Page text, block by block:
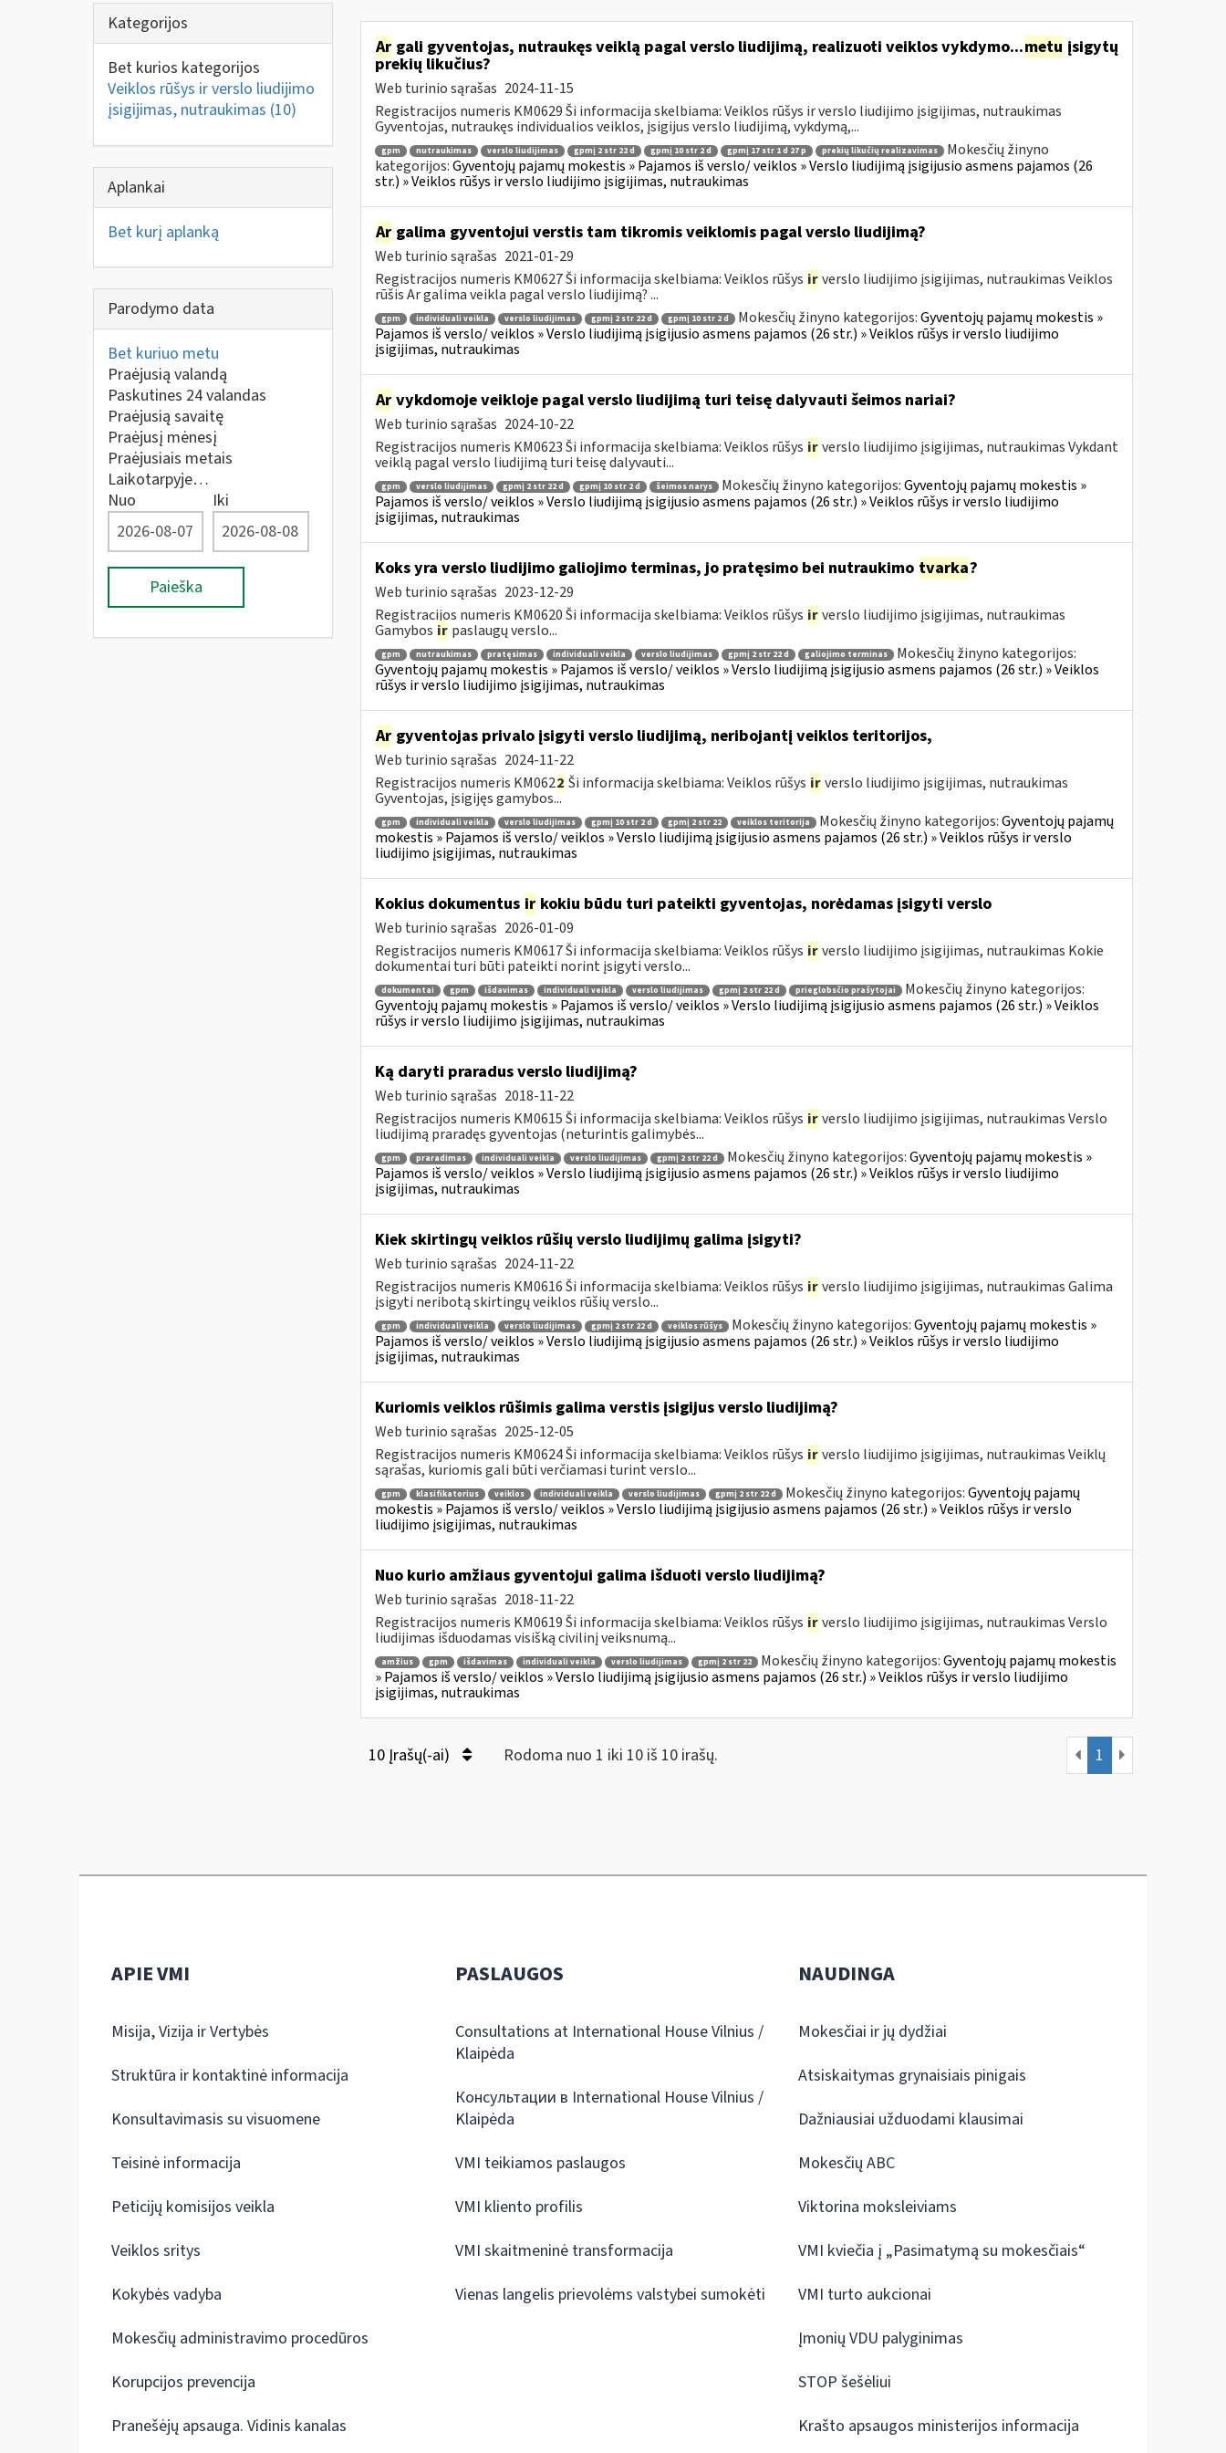
Kategorijos
Bet kurios kategorijos
Veiklos rūšys ir verslo liudijimo
įsigijimas, nutraukimas (10)
Aplankai
Bet kurį aplanką
Parodymo data
Bet kuriuo metu
Praėjusią valandą
Paskutines 24 valandas
Praėjusią savaitę
Praėjusį mėnesį
Praėjusiais metais
Laikotarpyje…
Nuo
Iki
Paieška
Argali gyventojas, nutraukęs veiklą pagal verslo liudijimą, realizuoti veiklos vykdymo...metu įsigytų
prekių likučius?
Web turinio sąrašas 2024-11-15
Registracijos numeris KM0629 Ši informacija skelbiama: Veiklos rūšys ir verslo liudijimo įsigijimas, nutraukimas
Gyventojas, nutraukęs individualios veiklos, įsigijus verslo liudijimą, vykdymą,...
gpm nutraukimas verslo liudijimas gpmį 2 str 22 d gpmį 10 str 2 d gpmį 17 str 1 d 27 p prekių likučių realizavimas
Mokesčių žinyno
kategorijos:Gyventojų pajamų mokestis » Pajamos iš verslo/ veiklos » Verslo liudijimą įsigijusio asmens pajamos (26
str.) » Veiklos rūšys ir verslo liudijimo įsigijimas, nutraukimas
Argalima gyventojui verstis tam tikromis veiklomis pagal verslo liudijimą?
Web turinio sąrašas 2021-01-29
Registracijos numeris KM0627 Ši informacija skelbiama: Veiklos rūšys ir verslo liudijimo įsigijimas, nutraukimas Veiklos
rūšis Ar galima veikla pagal verslo liudijimą? ...
gpm individuali veikla verslo liudijimas gpmį 2 str 22 d gpmį 10 str 2 d Mokesčių žinyno kategorijos:Gyventojų pajamų mokestis »
Pajamos iš verslo/ veiklos » Verslo liudijimą įsigijusio asmens pajamos (26 str.) » Veiklos rūšys ir verslo liudijimo
įsigijimas, nutraukimas
Arvykdomoje veikloje pagal verslo liudijimą turi teisę dalyvauti šeimos nariai?
Web turinio sąrašas 2024-10-22
Registracijos numeris KM0623 Ši informacija skelbiama: Veiklos rūšys ir verslo liudijimo įsigijimas, nutraukimas Vykdant
veiklą pagal verslo liudijimą turi teisę dalyvauti...
gpm verslo liudijimas gpmį 2 str 22 d gpmį 10 str 2 d šeimos narys Mokesčių žinyno kategorijos:Gyventojų pajamų mokestis »
Pajamos iš verslo/ veiklos » Verslo liudijimą įsigijusio asmens pajamos (26 str.) » Veiklos rūšys ir verslo liudijimo
įsigijimas, nutraukimas
Koks yra verslo liudijimo galiojimo terminas, jo pratęsimo bei nutraukimo tvarka?
Web turinio sąrašas 2023-12-29
Registracijos numeris KM0620 Ši informacija skelbiama: Veiklos rūšys ir verslo liudijimo įsigijimas, nutraukimas
Gamybos ir paslaugų verslo...
gpm nutraukimas pratęsimas individuali veikla verslo liudijimas gpmį 2 str 22 d galiojimo terminas
Mokesčių žinyno kategorijos:
Gyventojų pajamų mokestis » Pajamos iš verslo/ veiklos » Verslo liudijimą įsigijusio asmens pajamos (26 str.) » Veiklos
rūšys ir verslo liudijimo įsigijimas, nutraukimas
Argyventojas privalo įsigyti verslo liudijimą, neribojantį veiklos teritorijos,
Web turinio sąrašas 2024-11-22
Registracijos numeris KM0622 Ši informacija skelbiama: Veiklos rūšys ir verslo liudijimo įsigijimas, nutraukimas
Gyventojas, įsigijęs gamybos...
gpm individuali veikla verslo liudijimas gpmį 10 str 2 d gpmį 2 str 22 veiklos teritorija Mokesčių žinyno kategorijos:Gyventojų pajamų
mokestis » Pajamos iš verslo/ veiklos » Verslo liudijimą įsigijusio asmens pajamos (26 str.) » Veiklos rūšys ir verslo
liudijimo įsigijimas, nutraukimas
Kokius dokumentus irkokiu būdu turi pateikti gyventojas, norėdamas įsigyti verslo
Web turinio sąrašas 2026-01-09
Registracijos numeris KM0617 Ši informacija skelbiama: Veiklos rūšys ir verslo liudijimo įsigijimas, nutraukimas Kokie
dokumentai turi būti pateikti norint įsigyti verslo...
dokumentai gpm išdavimas individuali veikla verslo liudijimas gpmį 2 str 22 d prieglobsčio prašytojai
Mokesčių žinyno kategorijos:
Gyventojų pajamų mokestis » Pajamos iš verslo/ veiklos » Verslo liudijimą įsigijusio asmens pajamos (26 str.) » Veiklos
rūšys ir verslo liudijimo įsigijimas, nutraukimas
Ką daryti praradus verslo liudijimą?
Web turinio sąrašas 2018-11-22
Registracijos numeris KM0615 Ši informacija skelbiama: Veiklos rūšys ir verslo liudijimo įsigijimas, nutraukimas Verslo
liudijimą praradęs gyventojas (neturintis galimybės...
gpm praradimas individuali veikla verslo liudijimas gpmį 2 str 22 d Mokesčių žinyno kategorijos:Gyventojų pajamų mokestis »
Pajamos iš verslo/ veiklos » Verslo liudijimą įsigijusio asmens pajamos (26 str.) » Veiklos rūšys ir verslo liudijimo
įsigijimas, nutraukimas
Kiek skirtingų veiklos rūšių verslo liudijimų galima įsigyti?
Web turinio sąrašas 2024-11-22
Registracijos numeris KM0616 Ši informacija skelbiama: Veiklos rūšys ir verslo liudijimo įsigijimas, nutraukimas Galima
įsigyti neribotą skirtingų veiklos rūšių verslo...
gpm individuali veikla verslo liudijimas gpmį 2 str 22 d veiklos rūšys Mokesčių žinyno kategorijos:Gyventojų pajamų mokestis »
Pajamos iš verslo/ veiklos » Verslo liudijimą įsigijusio asmens pajamos (26 str.) » Veiklos rūšys ir verslo liudijimo
įsigijimas, nutraukimas
Kuriomis veiklos rūšimis galima verstis įsigijus verslo liudijimą?
Web turinio sąrašas 2025-12-05
Registracijos numeris KM0624 Ši informacija skelbiama: Veiklos rūšys ir verslo liudijimo įsigijimas, nutraukimas Veiklų
sąrašas, kuriomis gali būti verčiamasi turint verslo...
gpm klasifikatorius veiklos individuali veikla verslo liudijimas gpmį 2 str 22 d Mokesčių žinyno kategorijos:Gyventojų pajamų
mokestis » Pajamos iš verslo/ veiklos » Verslo liudijimą įsigijusio asmens pajamos (26 str.) » Veiklos rūšys ir verslo
liudijimo įsigijimas, nutraukimas
Nuo kurio amžiaus gyventojui galima išduoti verslo liudijimą?
Web turinio sąrašas 2018-11-22
Registracijos numeris KM0619 Ši informacija skelbiama: Veiklos rūšys ir verslo liudijimo įsigijimas, nutraukimas Verslo
liudijimas išduodamas visišką civilinį veiksnumą...
amžius gpm išdavimas individuali veikla verslo liudijimas gpmį 2 str 22 Mokesčių žinyno kategorijos:Gyventojų pajamų mokestis
» Pajamos iš verslo/ veiklos » Verslo liudijimą įsigijusio asmens pajamos (26 str.) » Veiklos rūšys ir verslo liudijimo
įsigijimas, nutraukimas
10 Įrašų(-ai) Rodoma nuo 1 iki 10 iš 10 irašų. 1
APIE VMI
Misija, Vizija ir Vertybės
Struktūra ir kontaktinė informacija
Konsultavimasis su visuomene
Teisinė informacija
Peticijų komisijos veikla
Veiklos sritys
Kokybės vadyba
Mokesčių administravimo procedūros
Korupcijos prevencija
Pranešėjų apsauga. Vidinis kanalas
PASLAUGOS
Consultations at International House Vilnius /
Klaipėda
Консультации в International House Vilnius /
Klaipėda
VMI teikiamos paslaugos
VMI kliento profilis
VMI skaitmeninė transformacija
Vienas langelis prievolėms valstybei sumokėti
NAUDINGA
Mokesčiai ir jų dydžiai
Atsiskaitymas grynaisiais pinigais
Dažniausiai užduodami klausimai
Mokesčių ABC
Viktorina moksleiviams
VMI kviečia į „Pasimatymą su mokesčiais“
VMI turto aukcionai
Įmonių VDU palyginimas
STOP šešėliui
Krašto apsaugos ministerijos informacija